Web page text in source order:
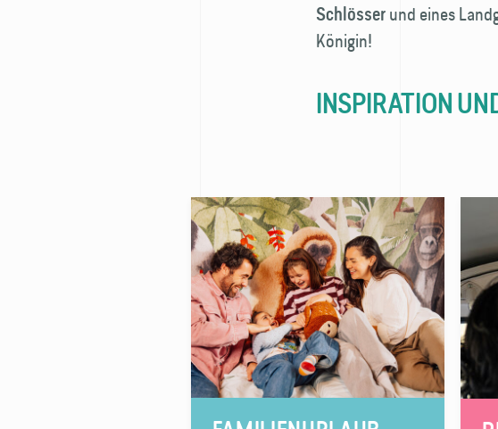
Schlösserund eines
Königin!
INSPIRATION